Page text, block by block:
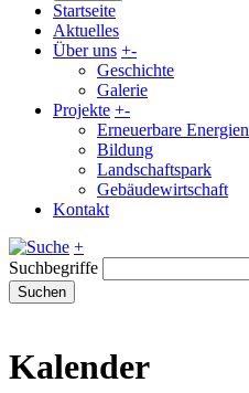
Startseite
Aktuelles
Über uns +-
Geschichte
Galerie
Projekte +-
Erneuerbare Energien
Bildung
Landschaftspark
Gebäudewirtschaft
Kontakt
+
Suchbegriffe
Suchen
Kalender